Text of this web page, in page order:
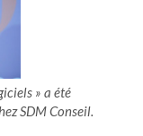
» a été
SDM Conseil.